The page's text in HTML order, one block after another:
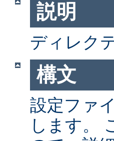
説明
ディレク
構文
設定ファ
します。